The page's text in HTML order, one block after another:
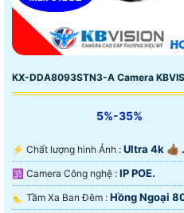
KX-DDA8093STN3-A Camera
5%-35%
️⚡ Chất lượng hình Ảnh : Ultra 4k 👍🏾 .
🕉️ Camera Công nghệ : IP POE.
🌜 Tầm Xa Ban Đêm : Hồng Ngoại